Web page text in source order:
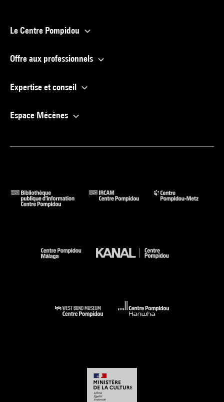
Le Centre Pompidou
Offre aux professionnels
Expertise et conseil
Espace Mécènes